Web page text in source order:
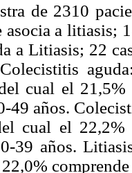
de 2310
asocia a litiasis;
a Litiasis; 22
cual el 21,5%
49 años.
cual el
39 años.